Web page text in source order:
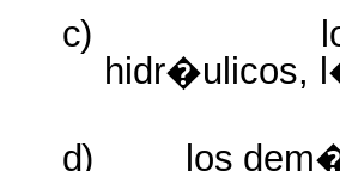
c)
hidr�ulicos,
d) los